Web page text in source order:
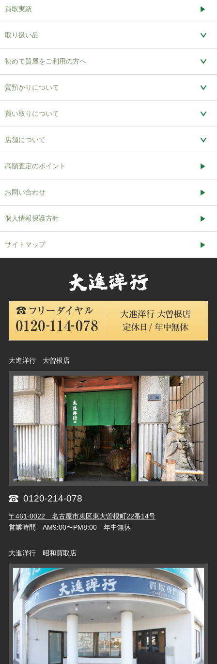
買取実績
取り扱い品
初めて質屋をご利用の方へ
質預かりについて
買い取りについて
店舗について
高額査定のポイント
お問い合わせ
個人情報保護方針
サイトマップ
大進洋行 大曽根店
0120-214-078
〒461-0022 名古屋市東区東大曽根町22番14号
営業時間 AM9:00〜PM8:00 年中無休
大進洋行 昭和買取店